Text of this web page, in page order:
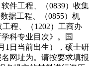
件工程、（0839）收集
据工程、（0855）机
程、（1202）工商办
科专业目次》。国
1日当前出生），硕士研
网址为。请按要求填报